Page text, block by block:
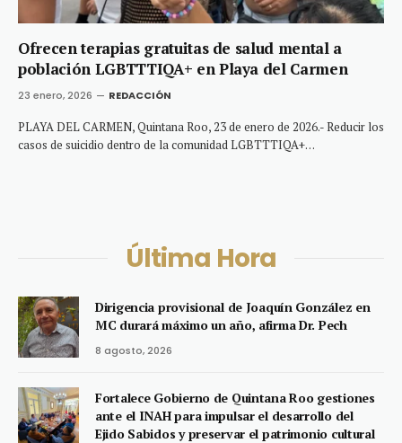
Ofrecen terapias gratuitas de salud mental a
población LGBTTTIQA+ en Playa del Carmen
23 enero, 2026 REDACCIÓN
PLAYA DEL CARMEN, Quintana Roo, 23 de enero de 2026.- Reducir los
casos de suicidio dentro de la comunidad LGBTTTIQA+…
Última Hora
Dirigencia provisional de Joaquín González en
MC durará máximo un año, afirma Dr. Pech
8 agosto, 2026
Fortalece Gobierno de Quintana Roo gestiones
ante el INAH para impulsar el desarrollo del
Ejido Sabidos y preservar el patrimonio cultural